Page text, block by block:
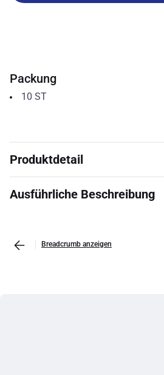
Packung
10 ST
Produktdetail
Ausführliche Beschreibung
Breadcrumb anzeigen